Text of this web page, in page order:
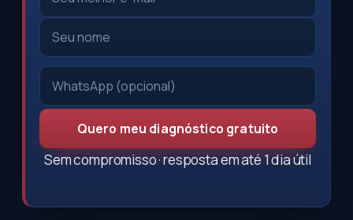
Quero meu diagnóstico gratuito
Sem compromisso · resposta em até 1 dia útil